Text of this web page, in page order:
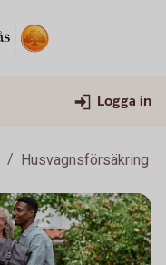
Logga in
Husvagnsförsäkring